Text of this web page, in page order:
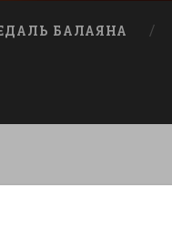
БАЛАЯНА